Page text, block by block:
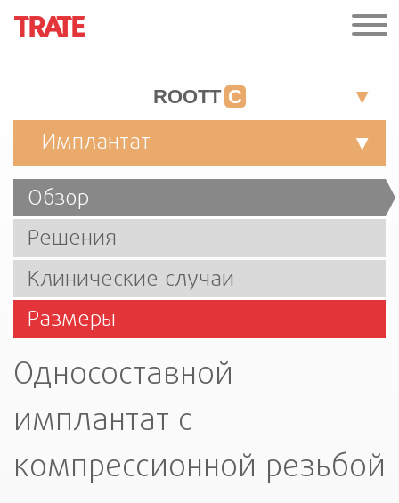
ROOTT C
Имплантат
Обзор
Решения
Клинические случаи
Размеры
Односоставной
имплантат с
компрессионной резьбой